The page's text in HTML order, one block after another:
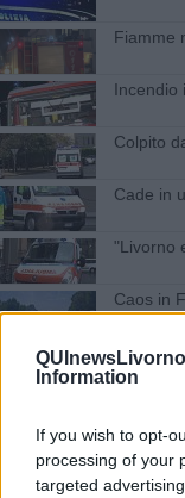
Information
If you wish to opt-
processing of your
targeted
Fiamme
Incendio
Colpito
Cade in
"Livorno
Caos in
Scontro
strada
Precipita